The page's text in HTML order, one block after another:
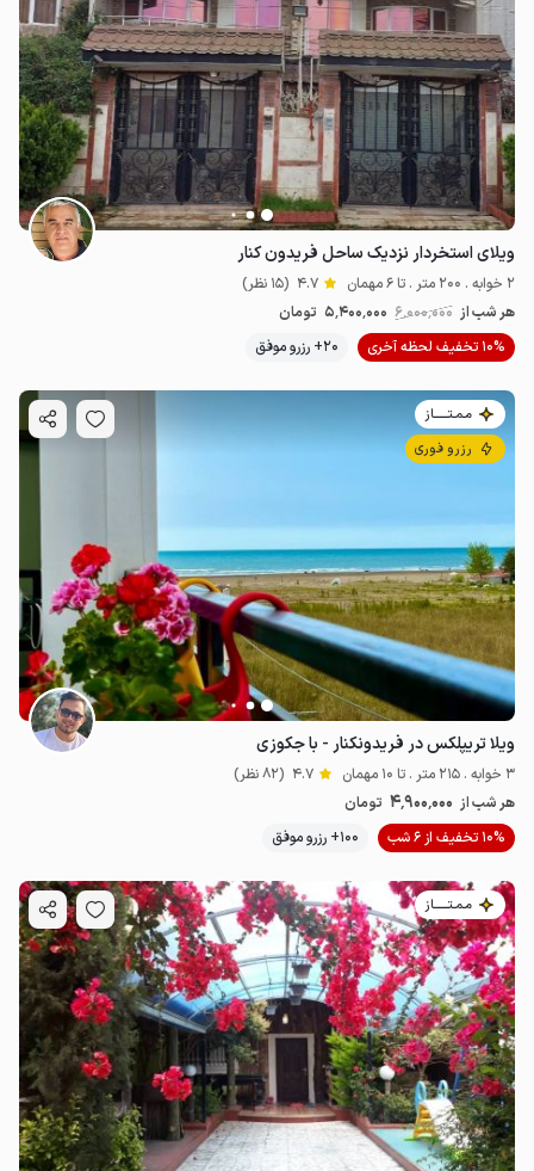
ویلای استخردار نزدیک ساحل فریدون کنار
2 خوابه . 200 متر . تا 6 مهمان 4.7 (15 نظر)
هر شب از 6٬000٬000 5٬400٬000 تومان
10% تخفیف لحظه آخری
20+ رزرو موفق
مـمـتــــــاز
رزرو فوری
ویلا تریپلکس در فریدونکنار - با جکوزی
3 خوابه . 215 متر . تا 10 مهمان 4.7 (82 نظر)
هر شب از 4٬900٬000 تومان
10% تخفیف از 6 شب
100+ رزرو موفق
مـمـتــــــاز